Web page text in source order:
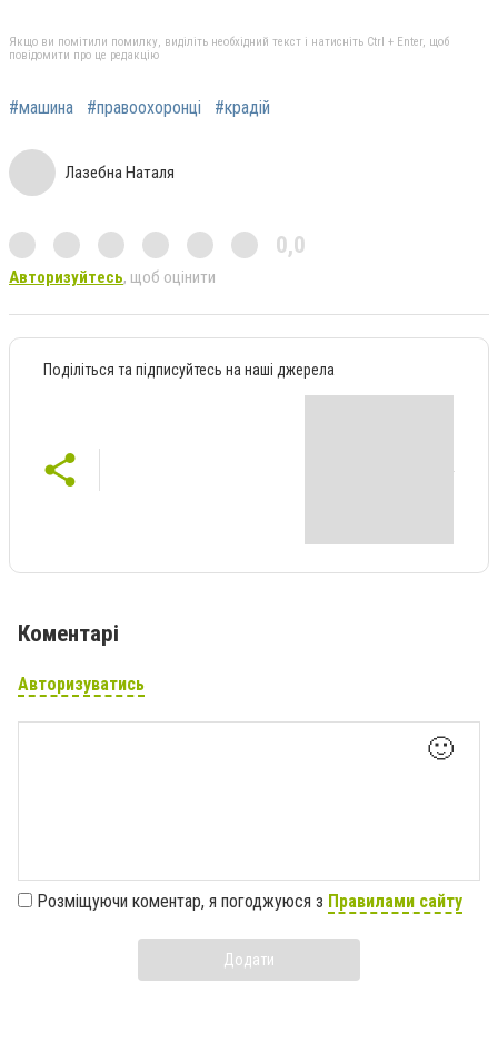
Якщо ви помітили помилку, виділіть необхідний текст і натисніть Ctrl + Enter, щоб
повідомити про це редакцію
#машина #правоохоронці #крадій
Лазебна Наталя
0,0
Авторизуйтесь, щоб оцінити
Поділіться та підписуйтесь на наші джерела
Коментарі
Авторизуватись
🙂
Розміщуючи коментар, я погоджуюся з Правилами сайту
Додати